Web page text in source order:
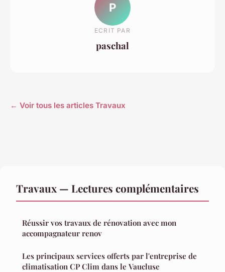
P
ECRIT PAR
paschal
← Voir tous les articles Travaux
Travaux — Lectures complémentaires
Réussir vos travaux de rénovation avec mon
accompagnateur renov
Les principaux services offerts par l'entreprise de
climatisation CP Clim dans le Vaucluse